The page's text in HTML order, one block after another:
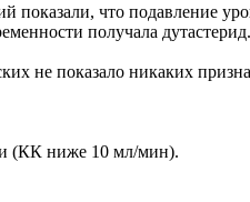
показали, что подавление
получала дутастерид.
не показало никаких
(КК ниже 10 мл/мин).